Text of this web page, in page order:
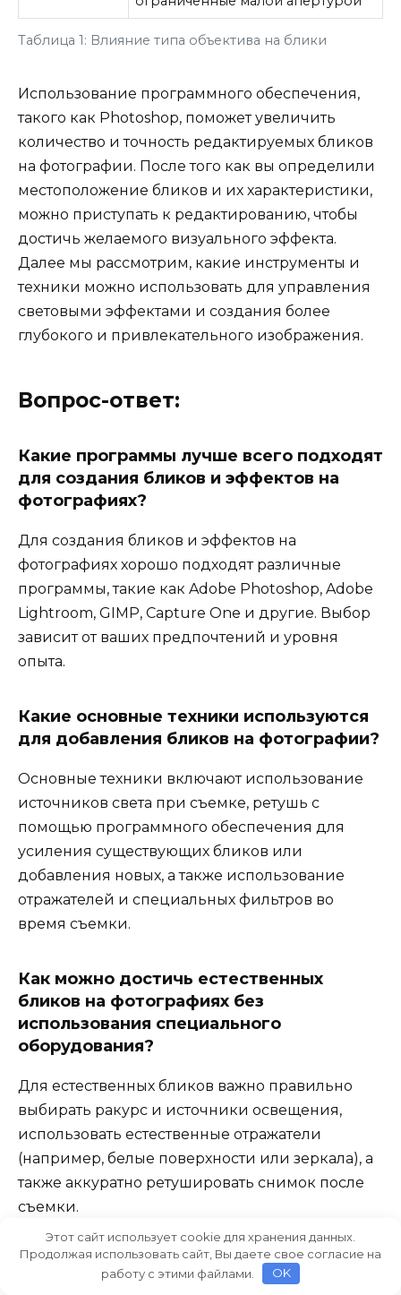
Таблица 1: Влияние типа объектива на блики
Использование программного обеспечения,
такого как Photoshop, поможет увеличить
количество и точность редактируемых бликов
на фотографии. После того как вы определили
местоположение бликов и их характеристики,
можно приступать к редактированию, чтобы
достичь желаемого визуального эффекта.
Далее мы рассмотрим, какие инструменты и
техники можно использовать для управления
световыми эффектами и создания более
глубокого и привлекательного изображения.
Вопрос-ответ:
Какие программы лучше всего подходят
для создания бликов и эффектов на
фотографиях?
Для создания бликов и эффектов на
фотографиях хорошо подходят различные
программы, такие как Adobe Photoshop, Adobe
Lightroom, GIMP, Capture One и другие. Выбор
зависит от ваших предпочтений и уровня
опыта.
Какие основные техники используются
для добавления бликов на фотографии?
Основные техники включают использование
источников света при съемке, ретушь с
помощью программного обеспечения для
усиления существующих бликов или
добавления новых, а также использование
отражателей и специальных фильтров во
время съемки.
Как можно достичь естественных
бликов на фотографиях без
использования специального
оборудования?
Для естественных бликов важно правильно
выбирать ракурс и источники освещения,
использовать естественные отражатели
(например, белые поверхности или зеркала), а
также аккуратно ретушировать снимок после
съемки.
Какие советы по ретушированию
помогут улучшить блики на
Этот сайт использует cookie для хранения данных.
Продолжая использовать сайт, Вы даете свое согласие на
работу с этими файлами.
OK